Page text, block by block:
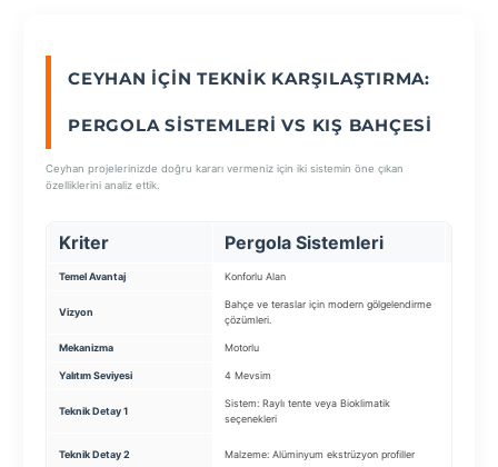
CEYHAN İÇIN TEKNIK KARŞILAŞTIRMA:
PERGOLA SISTEMLERI VS KIŞ BAHÇESI
Ceyhan projelerinizde doğru kararı vermeniz için iki sistemin öne çıkan
özelliklerini analiz ettik.
Kriter Pergola Sistemleri
Temel Avantaj Konforlu Alan
Vizyon
Bahçe ve teraslar için modern gölgelendirme
çözümleri.
Mekanizma Motorlu
Yalıtım Seviyesi 4 Mevsim
Teknik Detay 1
Sistem: Raylı tente veya Bioklimatik
seçenekleri
Teknik Detay 2 Malzeme: Alüminyum ekstrüzyon profiller